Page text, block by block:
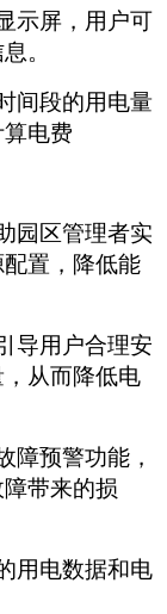
示屏，用户可
。
间段的用电量
电费
园区管理者实
置，降低能
导用户合理安
从而降低电
障预警功能，
带来的损
用电数据和电